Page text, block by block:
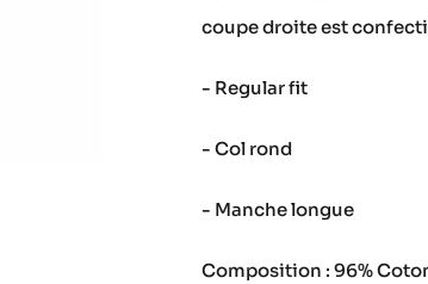
coupe droite est
- Regular fit
- Col rond
- Manche longue
Composition : 96%